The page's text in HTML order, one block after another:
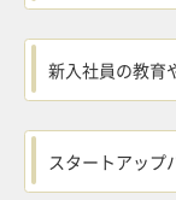
新入社員の教育
スタートアッ